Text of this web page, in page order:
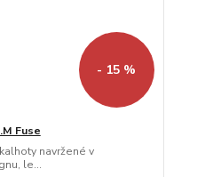
- 15 %
Fuse
navržené v
le...